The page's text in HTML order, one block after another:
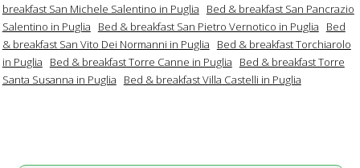
breakfast San Michele Salentino in Puglia
Bed & breakfast San Pancrazio
Salentino in Puglia
Bed & breakfast San Pietro Vernotico in Puglia
Bed
& breakfast San Vito Dei Normanni in Puglia
Bed & breakfast Torchiarolo
in Puglia
Bed & breakfast Torre Canne in Puglia
Bed & breakfast Torre
Santa Susanna in Puglia
Bed & breakfast Villa Castelli in Puglia